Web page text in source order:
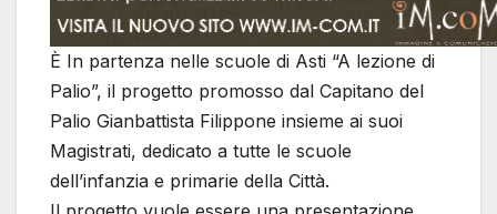
È In partenza nelle scuole di Asti “A lezione di
Palio”, il progetto promosso dal Capitano del
Palio Gianbattista Filippone insieme ai suoi
Magistrati, dedicato a tutte le scuole
dell’infanzia e primarie della Città.